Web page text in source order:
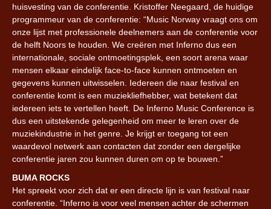
huisvesting van de conferentie. Kristoffer Neegaard, de huidige
programmeur van de conferentie: “Music Norway vraagt ons om
onze lijst met professionele deelnemers aan de conferentie voor
de helft Noors te houden. We creëren met Inferno dus een
internationale, sociale ontmoetingsplek, een soort arena waar
mensen elkaar eindelijk face-to-face kunnen ontmoeten en
gegevens kunnen uitwisselen. Iedereen die naar festival en
conferentie komt is een muziekliefhebber, wat betekent dat
iedereen iets te vertellen heeft. De Inferno Music Conference is
dus een uitstekende gelegenheid om meer te leren over de
muziekindustrie in het genre. Je krijgt er toegang tot een
waardevol netwerk aan contacten dat zonder een dergelijke
conferentie jaren zou kunnen duren om op te bouwen.”
BUMA ROCKS
Het spreekt voor zich dat er een directe lijn is van festival naar
conferentie. “Inferno is voor veel mensen achter de schermen